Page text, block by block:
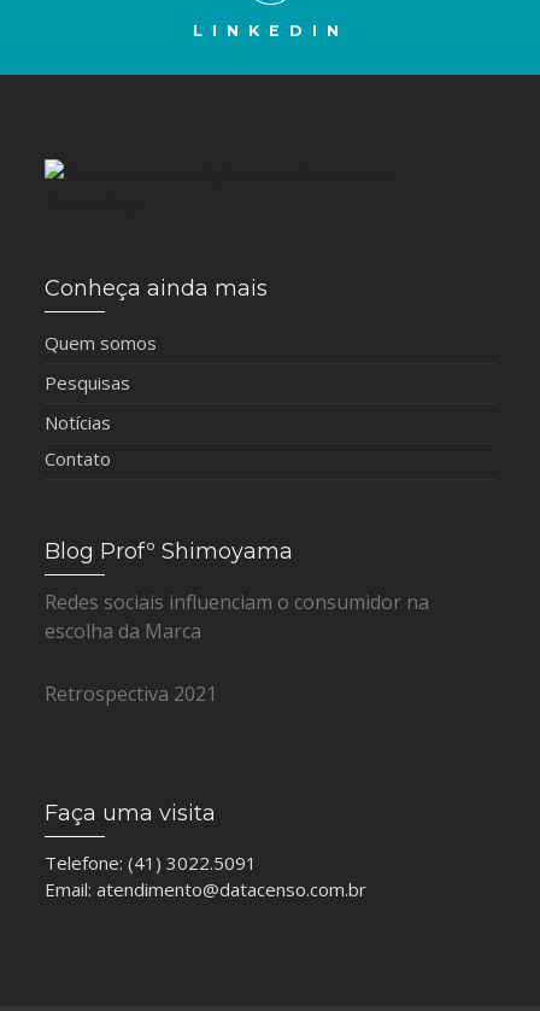
LINKEDIN
Conheça ainda mais
Quem somos
Pesquisas
Notícias
Contato
Blog Profº Shimoyama
Redes sociais influenciam o consumidor na
escolha da Marca
Retrospectiva 2021
Faça uma visita
Telefone: (41) 3022.5091
Email:atendimento@datacenso.com.br